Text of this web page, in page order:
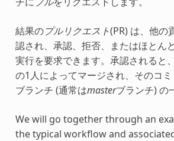
結果のプルリクエスト(PR) は、他の
認され、承認、拒否、またはほとん
実行を要求できます。承認されると
の1人によってマージされ、そのコ
ブランチ (通常はmasterブランチ) の
We will go together through an
the typical workflow and